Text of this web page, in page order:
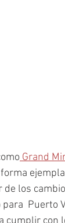
Grand
los
Puerto